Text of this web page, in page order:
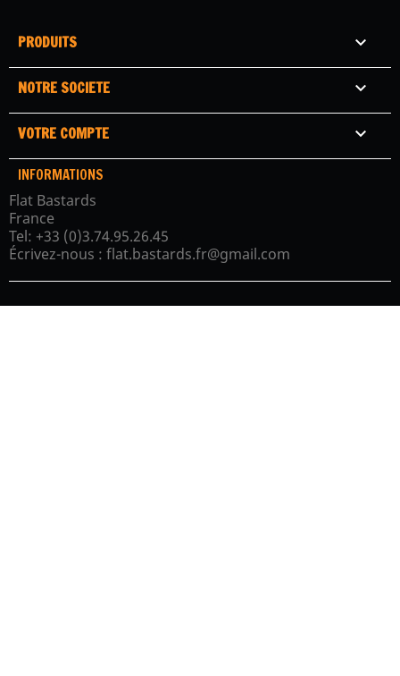
PRODUITS 
NOTRE SOCIETE 
VOTRE COMPTE 
INFORMATIONS
Flat Bastards
France
Tel: +33 (0)3.74.95.26.45
Écrivez-nous : flat.bastards.fr@gmail.com